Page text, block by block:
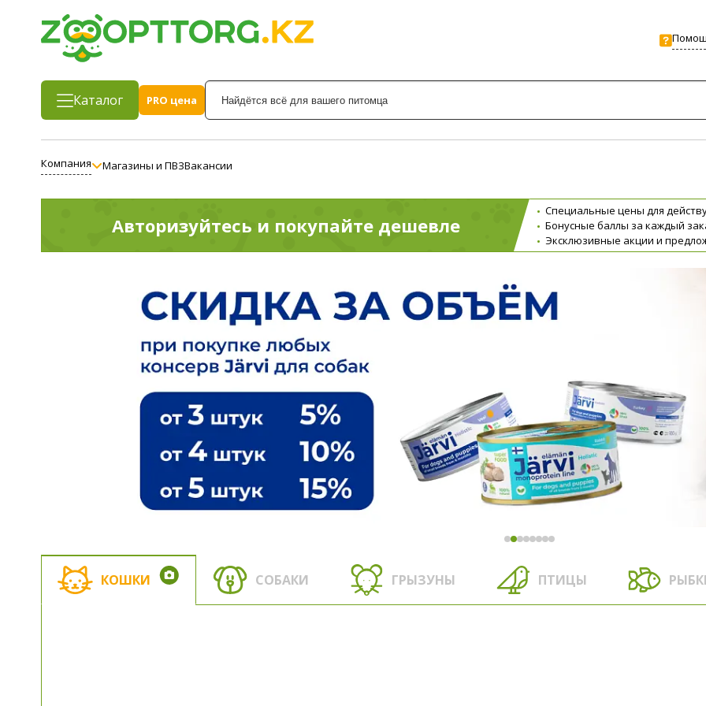
Каталог PRO цена
Компания Магазины и ПВЗВакансии
Авторизуйтесь и покупайте дешевле
Специальные цены для
Бонусные баллы за каждый
Эксклюзивные акции и
КОШКИ СОБАКИ ГРЫЗУНЫ ПТИЦЫ